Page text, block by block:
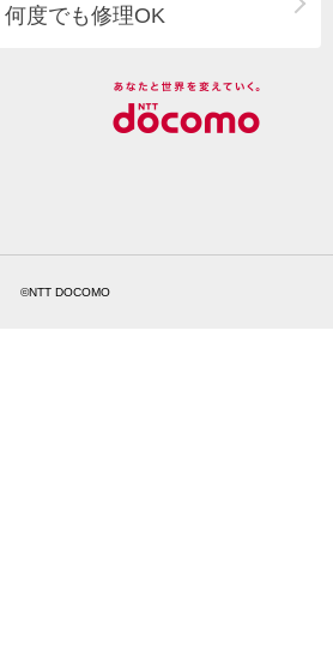
何度でも修理OK
©NTT DOCOMO